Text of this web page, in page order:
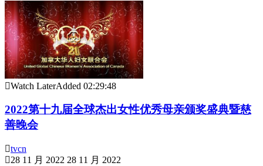
Watch LaterAdded 02:29:48
2022第十九届全球杰出女性优秀母亲颁奖盛典暨慈
善晚会
tvcn
28 11 月 2022 28 11 月 2022